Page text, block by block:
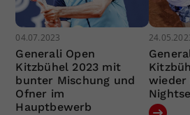
04.07.2023
Generali Open
Kitzbühel 2023 mit
bunter Mischung und
Ofner im
Hauptbewerb
wieder